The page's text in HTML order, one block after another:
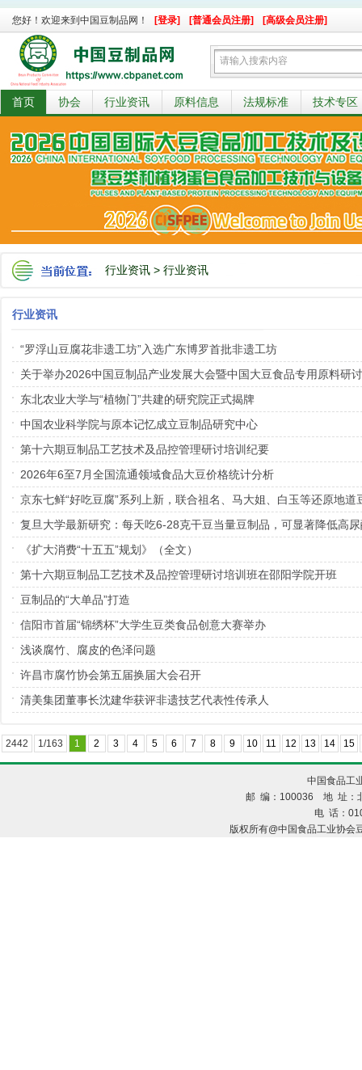
您好！欢迎来到中国豆制品网！ [登录] [普通会员注册] [高级会员注册]
首页 协会 行业资讯 原料信息 法规标准 技术专区
行业资讯 > 行业资讯
行业资讯
“罗浮山豆腐花非遗工坊”入选广东博罗首批非遗工坊
东北农业大学与“植物门”共建的研究院正式揭牌
中国农业科学院与原本记忆成立豆制品研究中心
第十六期豆制品工艺技术及品控管理研讨培训纪要
2026年6至7月全国流通领域食品大豆价格统计分析
京东七鲜“好吃豆腐”系列上新，联合祖名、马大姐、白玉等还原地道
复旦大学最新研究：每天吃6-28克干豆当量豆制品，可显著降低高
《扩大消费“十五五”规划》（全文）
第十六期豆制品工艺技术及品控管理研讨培训班在邵阳学院开班
豆制品的“大单品”打造
信阳市首届“锦绣杯”大学生豆类食品创意大赛举办
浅谈腐竹、腐皮的色泽问题
许昌市腐竹协会第五届换届大会召开
清美集团董事长沈建华获评非遗技艺代表性传承人
2442 1/163 1 2 3 4 5 6 7 8 9 10 11 12 13 14 15
中国食品工
邮 编：100036 地 址：
电 话：
版权所有@中国食品工业协